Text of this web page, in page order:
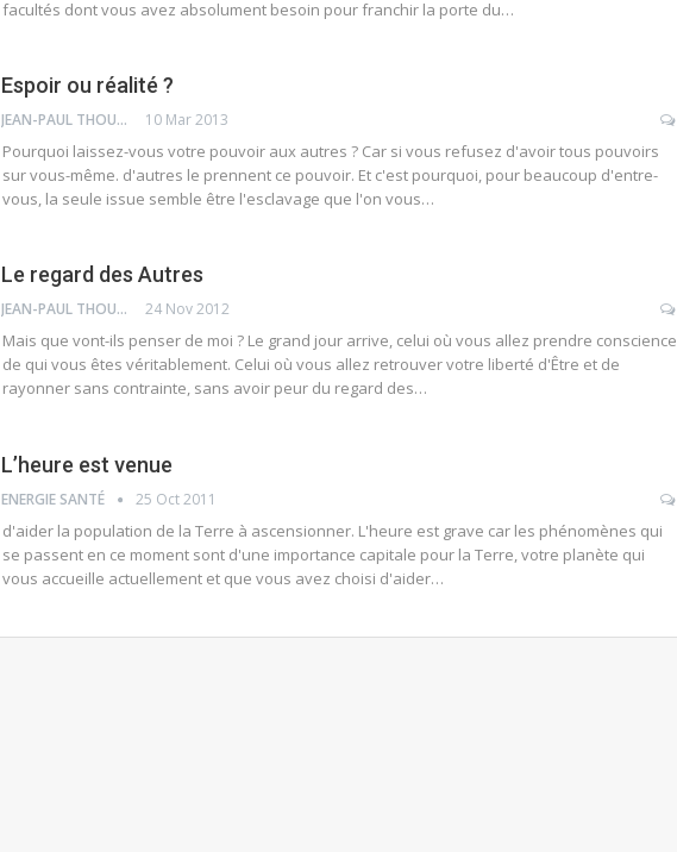
facultés dont vous avez absolument besoin pour franchir la porte du…
Espoir ou réalité ?
JEAN-PAUL THOUNY 10 Mar 2013
Pourquoi laissez-vous votre pouvoir aux autres ? Car si vous refusez d'avoir tous pouvoirs
sur vous-même. d'autres le prennent ce pouvoir. Et c'est pourquoi, pour beaucoup d'entre-
vous, la seule issue semble être l'esclavage que l'on vous…
Le regard des Autres
JEAN-PAUL THOUNY 24 Nov 2012
Mais que vont-ils penser de moi ? Le grand jour arrive, celui où vous allez prendre conscience
de qui vous êtes véritablement. Celui où vous allez retrouver votre liberté d'Être et de
rayonner sans contrainte, sans avoir peur du regard des…
L’heure est venue
ENERGIE SANTÉ 25 Oct 2011
d'aider la population de la Terre à ascensionner. L'heure est grave car les phénomènes qui
se passent en ce moment sont d'une importance capitale pour la Terre, votre planète qui
vous accueille actuellement et que vous avez choisi d'aider…